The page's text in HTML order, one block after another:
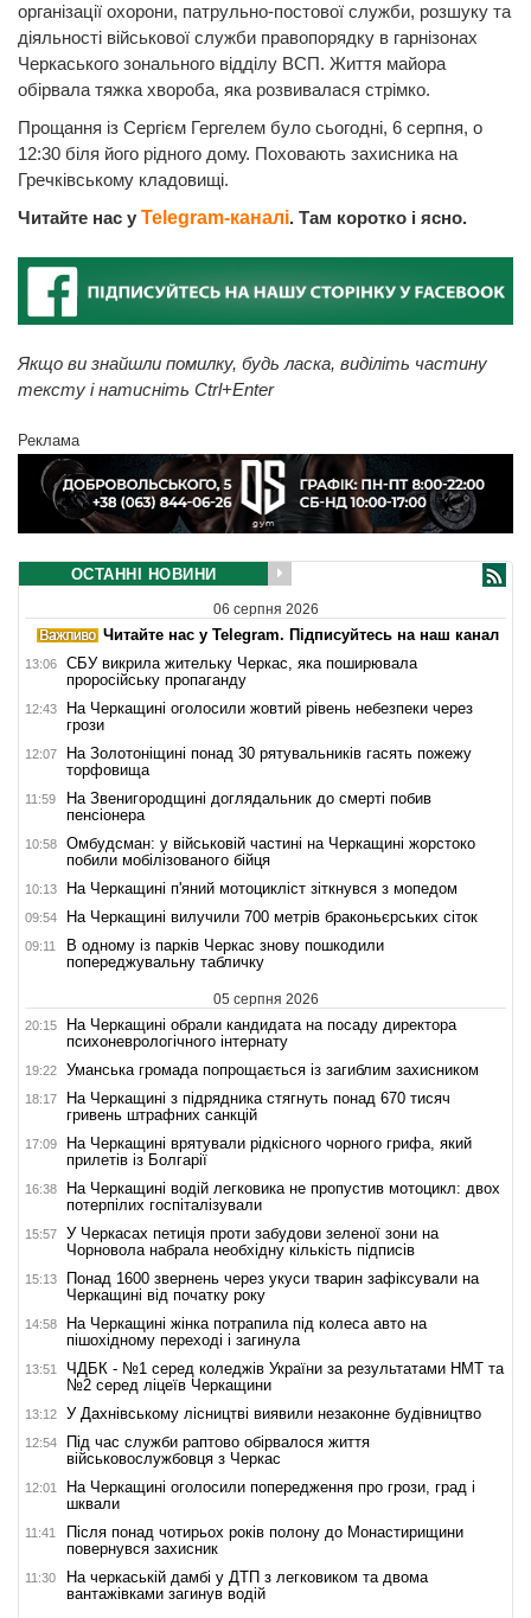
організації охорони, патрульно-постової служби, розшуку та
діяльності військової служби правопорядку в гарнізонах
Черкаського зонального відділу ВСП. Життя майора
обірвала тяжка хвороба, яка розвивалася стрімко.
Прощання із Сергієм Гергелем було сьогодні, 6 серпня, о
12:30 біля його рідного дому. Поховають захисника на
Гречківському кладовищі.
Читайте нас у Telegram-каналі. Там коротко і ясно.
Якщо ви знайшли помилку, будь ласка, виділіть частину
тексту і натисніть Ctrl+Enter
Реклама
ОСТАННІ НОВИНИ
06 серпня 2026
Читайте нас у Telegram. Підписуйтесь на наш канал
13:06
СБУ викрила жительку Черкас, яка поширювала
проросійську пропаганду
12:43
На Черкащині оголосили жовтий рівень небезпеки через
грози
12:07
На Золотоніщині понад 30 рятувальників гасять пожежу
торфовища
11:59
На Звенигородщині доглядальник до смерті побив
пенсіонера
10:58
Омбудсман: у військовій частині на Черкащині жорстоко
побили мобілізованого бійця
10:13 На Черкащині п'яний мотоцикліст зіткнувся з мопедом
09:54 На Черкащині вилучили 700 метрів браконьєрських сіток
09:11
В одному із парків Черкас знову пошкодили
попереджувальну табличку
05 серпня 2026
20:15
На Черкащині обрали кандидата на посаду директора
психоневрологічного інтернату
19:22 Уманська громада попрощається із загиблим захисником
18:17
На Черкащині з підрядника стягнуть понад 670 тисяч
гривень штрафних санкцій
17:09
На Черкащині врятували рідкісного чорного грифа, який
прилетів із Болгарії
16:38
На Черкащині водій легковика не пропустив мотоцикл: двох
потерпілих госпіталізували
15:57
У Черкасах петиція проти забудови зеленої зони на
Чорновола набрала необхідну кількість підписів
15:13
Понад 1600 звернень через укуси тварин зафіксували на
Черкащині від початку року
14:58
На Черкащині жінка потрапила під колеса авто на
пішохідному переході і загинула
13:51
ЧДБК - №1 серед коледжів України за результатами НМТ та
№2 серед ліцеїв Черкащини
13:12 У Дахнівському лісництві виявили незаконне будівництво
12:54
Під час служби раптово обірвалося життя
військовослужбовця з Черкас
12:01
На Черкащині оголосили попередження про грози, град і
шквали
11:41
Після понад чотирьох років полону до Монастирищини
повернувся захисник
11:30
На черкаській дамбі у ДТП з легковиком та двома
вантажівками загинув водій